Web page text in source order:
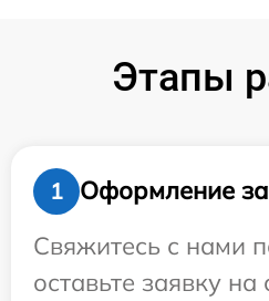
Этапы
1
Оформление
Свяжитесь с нами
оставьте заявку на